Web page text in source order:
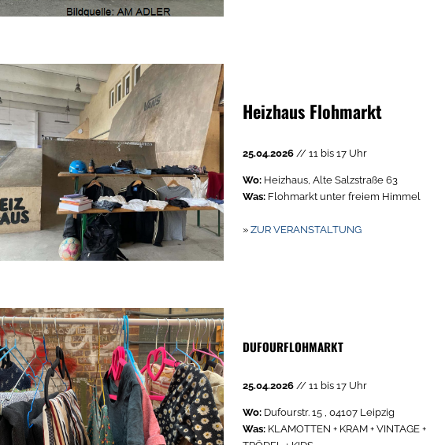
Heizhaus Flohmarkt
25.04.2026 // 11 bis 17 Uhr
Wo: Heizhaus, Alte Salzstraße 63
Was: Flohmarkt unter freiem Himmel
» ZUR VERANSTALTUNG
DUFOURFLOHMARKT
25.04.2026 // 11 bis 17 Uhr
Wo: Dufourstr. 15 , 04107 Leipzig
Was: KLAMOTTEN + KRAM + VINTAGE +